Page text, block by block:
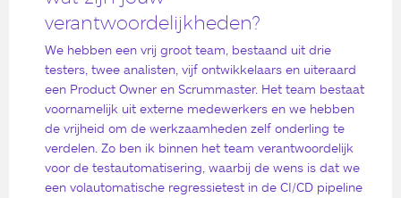
verantwoordelijkheden?
We hebben een vrij groot team, bestaand uit drie
testers, twee analisten, vijf ontwikkelaars en uiteraard
een Product Owner en Scrummaster. Het team bestaat
voornamelijk uit externe medewerkers en we hebben
de vrijheid om de werkzaamheden zelf onderling te
verdelen. Zo ben ik binnen het team verantwoordelijk
voor de testautomatisering, waarbij de wens is dat we
een volautomatische regressietest in de CI/CD pipeline